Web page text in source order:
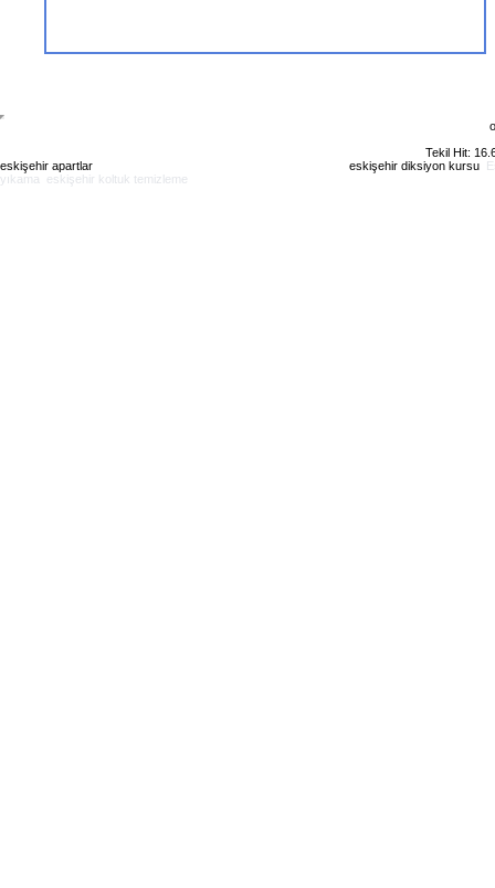
Tekil Hit:
eskişehir apartlar
eskişehir diksiyon kursu
yıkama
eskişehir koltuk temizleme